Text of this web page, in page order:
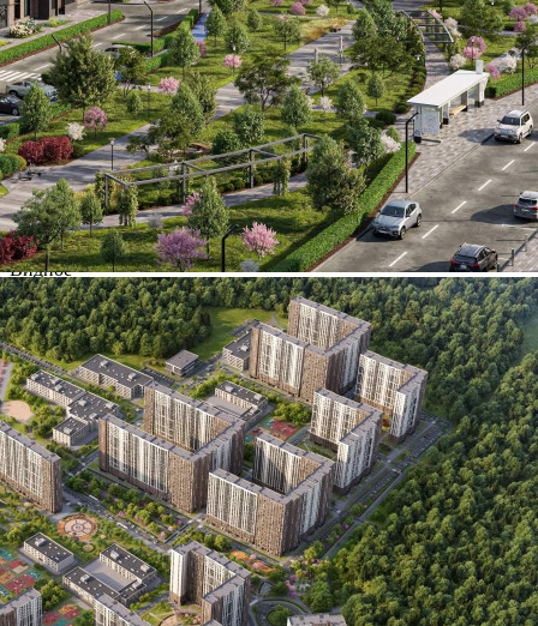
Характеристики
О помещении
Где находится
Контакты
Другие объявления
Характеристики помещения
№ объявления
109163
Дата размещения
04.08.2024
Город
Видное
Адрес
деревня Тарычево, Фруктовые сады улица, д.2/10
Расположено
Этаж
-2
Предлагается
Продажа
Желаемый / подходящий вид деятельности
Не указано
Назначение
Не указано
Размер площади (м2)
5.2
Цена за помещение
517 400 руб.
О помещении